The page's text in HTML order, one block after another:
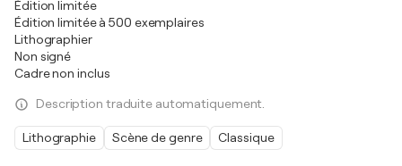
Édition limitée
Édition limitée à 500 exemplaires
Lithographier
Non signé
Cadre non inclus
Description traduite automatiquement.
Lithographie Scène de genre Classique